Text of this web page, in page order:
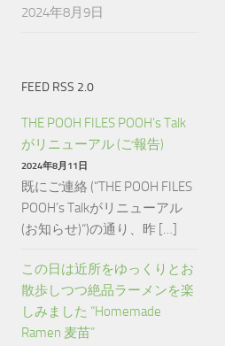
2024年8月9日
FEED RSS 2.0
THE POOH FILES POOH’s Talk
がリニューアル (ご報告)
2024年8月11日
既にご連絡 (“THE POOH FILES
POOH’s Talkがリニューアル
(お知らせ)“)の通り、昨 […]
この日は近所をゆっくりとお
散歩しつつ絶品ラーメンを楽
しみました “Homemade
Ramen 麦苗”